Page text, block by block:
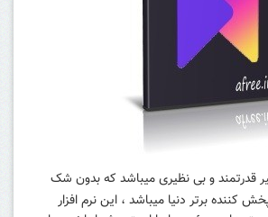
قدرتمند و بی نظیری میباشد که بدون شک
کننده برتر دنیا میباشد ، این نرم افزار